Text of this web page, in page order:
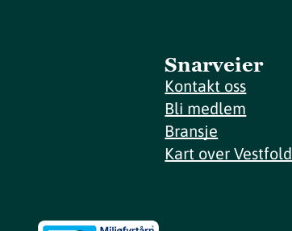
Snarveier
Kontakt oss
Bli medlem
Bransje
Kart over Vestfold